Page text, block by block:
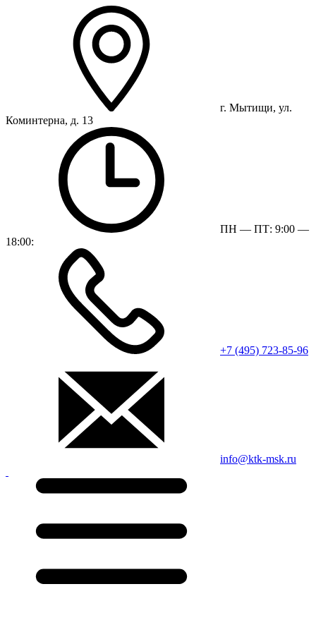
г. Мытищи, ул.
Коминтерна, д. 13
ПН — ПТ: 9:00 —
18:00:
+7 (495) 723-85-96
info@ktk-msk.ru